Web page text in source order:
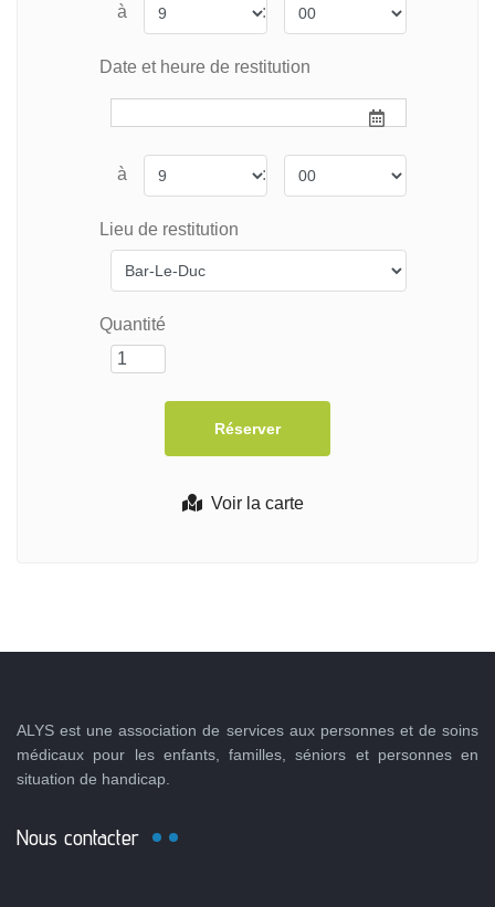
Voir la carte
à :
Date et heure de restitution
à :
Lieu de restitution
Quantité
ALYS est une association de services aux personnes et de soins
médicaux pour les enfants, familles, séniors et personnes en
situation de handicap.
Nous contacter